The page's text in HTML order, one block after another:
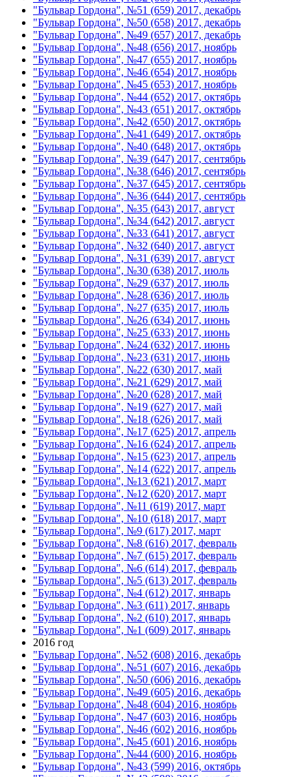
"Бульвар Гордона", №51 (659) 2017, декабрь
"Бульвар Гордона", №50 (658) 2017, декабрь
"Бульвар Гордона", №49 (657) 2017, декабрь
"Бульвар Гордона", №48 (656) 2017, ноябрь
"Бульвар Гордона", №47 (655) 2017, ноябрь
"Бульвар Гордона", №46 (654) 2017, ноябрь
"Бульвар Гордона", №45 (653) 2017, ноябрь
"Бульвар Гордона", №44 (652) 2017, октябрь
"Бульвар Гордона", №43 (651) 2017, октябрь
"Бульвар Гордона", №42 (650) 2017, октябрь
"Бульвар Гордона", №41 (649) 2017, октябрь
"Бульвар Гордона", №40 (648) 2017, октябрь
"Бульвар Гордона", №39 (647) 2017, сентябрь
"Бульвар Гордона", №38 (646) 2017, сентябрь
"Бульвар Гордона", №37 (645) 2017, сентябрь
"Бульвар Гордона", №36 (644) 2017, сентябрь
"Бульвар Гордона", №35 (643) 2017, август
"Бульвар Гордона", №34 (642) 2017, август
"Бульвар Гордона", №33 (641) 2017, август
"Бульвар Гордона", №32 (640) 2017, август
"Бульвар Гордона", №31 (639) 2017, август
"Бульвар Гордона", №30 (638) 2017, июль
"Бульвар Гордона", №29 (637) 2017, июль
"Бульвар Гордона", №28 (636) 2017, июль
"Бульвар Гордона", №27 (635) 2017, июль
"Бульвар Гордона", №26 (634) 2017, июнь
"Бульвар Гордона", №25 (633) 2017, июнь
"Бульвар Гордона", №24 (632) 2017, июнь
"Бульвар Гордона", №23 (631) 2017, июнь
"Бульвар Гордона", №22 (630) 2017, май
"Бульвар Гордона", №21 (629) 2017, май
"Бульвар Гордона", №20 (628) 2017, май
"Бульвар Гордона", №19 (627) 2017, май
"Бульвар Гордона", №18 (626) 2017, май
"Бульвар Гордона", №17 (625) 2017, апрель
"Бульвар Гордона", №16 (624) 2017, апрель
"Бульвар Гордона", №15 (623) 2017, апрель
"Бульвар Гордона", №14 (622) 2017, апрель
"Бульвар Гордона", №13 (621) 2017, март
"Бульвар Гордона", №12 (620) 2017, март
"Бульвар Гордона", №11 (619) 2017, март
"Бульвар Гордона", №10 (618) 2017, март
"Бульвар Гордона", №9 (617) 2017, март
"Бульвар Гордона", №8 (616) 2017, февраль
"Бульвар Гордона", №7 (615) 2017, февраль
"Бульвар Гордона", №6 (614) 2017, февраль
"Бульвар Гордона", №5 (613) 2017, февраль
"Бульвар Гордона", №4 (612) 2017, январь
"Бульвар Гордона", №3 (611) 2017, январь
"Бульвар Гордона", №2 (610) 2017, январь
"Бульвар Гордона", №1 (609) 2017, январь
2016 год
"Бульвар Гордона", №52 (608) 2016, декабрь
"Бульвар Гордона", №51 (607) 2016, декабрь
"Бульвар Гордона", №50 (606) 2016, декабрь
"Бульвар Гордона", №49 (605) 2016, декабрь
"Бульвар Гордона", №48 (604) 2016, ноябрь
"Бульвар Гордона", №47 (603) 2016, ноябрь
"Бульвар Гордона", №46 (602) 2016, ноябрь
"Бульвар Гордона", №45 (601) 2016, ноябрь
"Бульвар Гордона", №44 (600) 2016, ноябрь
"Бульвар Гордона", №43 (599) 2016, октябрь